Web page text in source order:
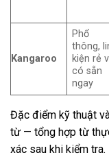
Kangaroo
Phổ
thông,
kiện rẻ
có sẵn
ngay
Đặc điểm kỹ thuật
từ — tổng hợp từ
xác sau khi kiểm tra.